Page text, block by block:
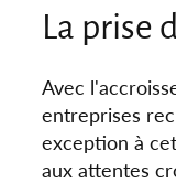
La prise
Avec
entreprises
exception à
aux attentes